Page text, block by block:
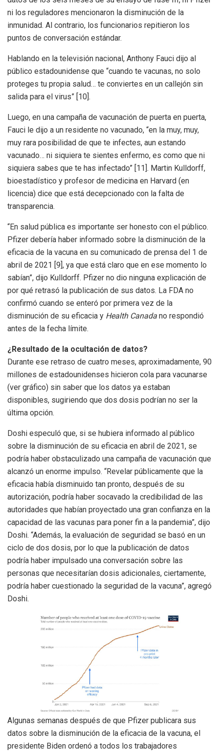
ni los reguladores mencionaron la disminución de la
inmunidad. Al contrario, los funcionarios repitieron los
puntos de conversación estándar.
Hablando en la televisión nacional, Anthony Fauci dijo al
público estadounidense que “cuando te vacunas, no solo
proteges tu propia salud… te conviertes en un callejón sin
salida para el virus” [10].
Luego, en una campaña de vacunación de puerta en puerta,
Fauci le dijo a un residente no vacunado, “en la muy, muy,
muy rara posibilidad de que te infectes, aun estando
vacunado… ni siquiera te sientes enfermo, es como que ni
siquiera sabes que te has infectado” [11]. Martin Kulldorff,
bioestadístico y profesor de medicina en Harvard (en
licencia) dice que está decepcionado con la falta de
transparencia.
“En salud pública es importante ser honesto con el público.
Pfizer debería haber informado sobre la disminución de la
eficacia de la vacuna en su comunicado de prensa del 1 de
abril de 2021 [9], ya que está claro que en ese momento lo
sabían”, dijo Kulldorff. Pfizer no dio ninguna explicación de
por qué retrasó la publicación de sus datos. La FDA no
confirmó cuando se enteró por primera vez de la
disminución de su eficacia y Health Canada no respondió
antes de la fecha límite.
¿Resultado de la ocultación de datos?
Durante ese retraso de cuatro meses, aproximadamente, 90
millones de estadounidenses hicieron cola para vacunarse
(ver gráfico) sin saber que los datos ya estaban
disponibles, sugiriendo que dos dosis podrían no ser la
última opción.
Doshi especuló que, si se hubiera informado al público
sobre la disminución de su eficacia en abril de 2021, se
podría haber obstaculizado una campaña de vacunación que
alcanzó un enorme impulso. “Revelar públicamente que la
eficacia había disminuido tan pronto, después de su
autorización, podría haber socavado la credibilidad de las
autoridades que habían proyectado una gran confianza en la
capacidad de las vacunas para poner fin a la pandemia”, dijo
Doshi. “Además, la evaluación de seguridad se basó en un
ciclo de dos dosis, por lo que la publicación de datos
podría haber impulsado una conversación sobre las
personas que necesitarían dosis adicionales, ciertamente,
podría haber cuestionado la seguridad de la vacuna”, agregó
Doshi.
Algunas semanas después de que Pfizer publicara sus
datos sobre la disminución de la eficacia de la vacuna, el
presidente Biden ordenó a todos los trabajadores